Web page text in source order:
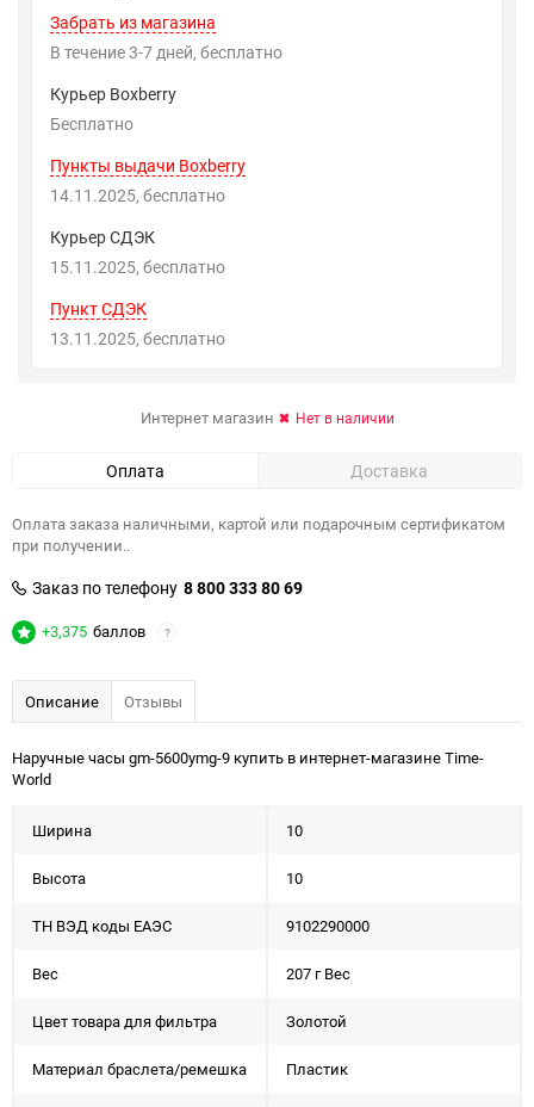
Забрать из магазина
В течение3-7 дней Бесплатно
Курьер Boxberry
Бесплатно
Пункты выдачи Boxberry
14.11.2025
Бесплатно
Курьер СДЭК
15.11.2025
Бесплатно
Пункт СДЭК
13.11.2025
Бесплатно
Интернет магазин Нет в наличии
Оплата Доставка
Оплата заказа наличными, картой или подарочным сертификатом
при получении..
Заказ по телефону 8 800 333 80 69
+3,375 баллов ?
Описание Отзывы
Наручные часы gm-5600ymg-9 купить в интернет-магазине Time-
World
Ширина 10
Высота 10
ТН ВЭД коды ЕАЭС 9102290000
Вес 207 г Вес
Цвет товара для фильтра Золотой
Материал браслета/ремешка Пластик